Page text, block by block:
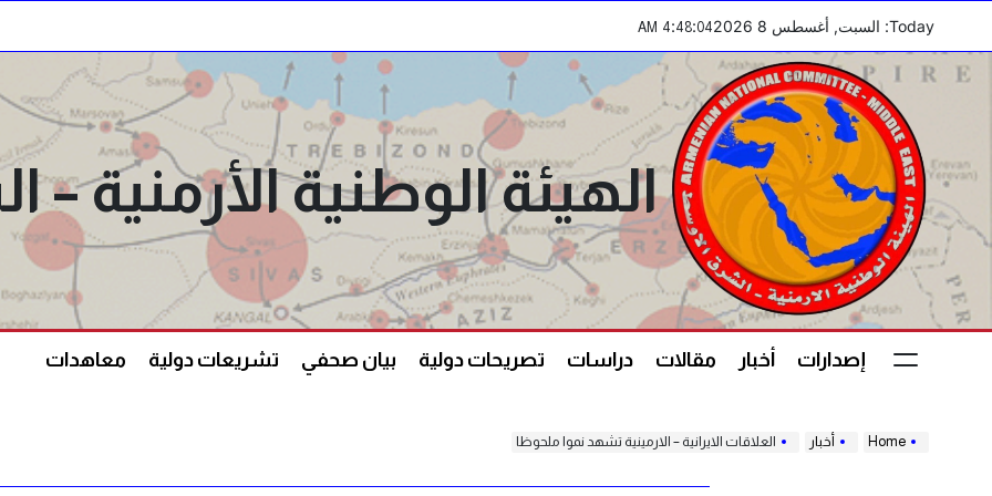
content
Today: السبت, أغسطس 8 2026 4:48:04
AM
الهيئة الوطنية الأرمنية
إصدارات أخبار مقالات دراسات تصريحات دولية بيان صحفي تشريعات دولية معاهدات
Home أخبار العلاقات الايرانية – الارمينية تشهد نموا ملحوظا